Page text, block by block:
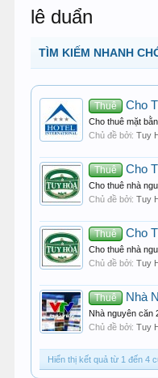
lê duẩn
TÌM KIẾM NHANH
Thuê Cho
Cho thuê mặt
Chủ đề bởi:Tuy
Thuê Cho
Cho thuê nhà
Chủ đề bởi:Tuy
Thuê Cho
Cho thuê nhà
Chủ đề bởi:Tuy
Thuê Nhà
Nhà nguyên căn
Chủ đề bởi:Tuy
Hiển thị kết quả từ 1 đến 4